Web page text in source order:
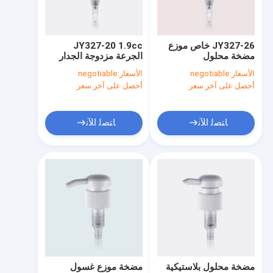
جولة في المعمل
مراقبة الجودة
اتصل بنا
اطلب اقتباس
Company News
أحمر شفاه فارغ
الجرار مستحضرات التجميل البلاستيكية
JY327-20 1.9cc
الجرعة مزدوجة الجدار
مضخة موزع الصابون
البلاستيكي
الأسعار:negotiable
أحصل على آخر سعر
ﺎﺘﺼﻟ ﺍﻶﻧ
JY327-26 خاص موزع
مضخة محلول
مستحضرات التجميل مع
إغلاق مضلع وسلس
الأسعار:negotiable
أحصل على آخر سعر
ﺎﺘﺼﻟ ﺍﻶﻧ
مضخة موزع غسول
مضخة محلول بلاستيكية